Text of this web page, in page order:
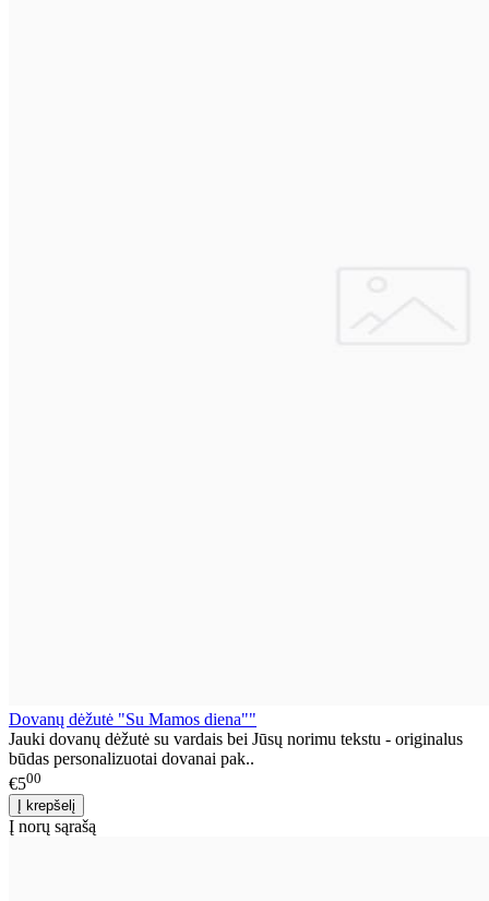
Dovanų dėžutė "Su Mamos diena""
Jauki dovanų dėžutė su vardais bei Jūsų norimu tekstu - originalus
būdas personalizuotai dovanai pak..
€500
Į norų sąrašą